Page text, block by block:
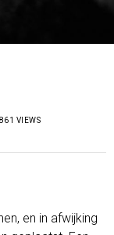
861 VIEWS
en in afwijking